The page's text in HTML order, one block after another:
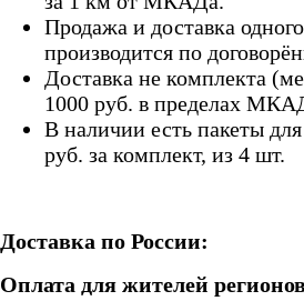
Продажа и доставка
производится по
Доставка не комплекта
1000 руб. в пределах
В наличии есть пакеты
руб. за комплект, из 4 шт.
Доставка по России:
Оплата для жителей